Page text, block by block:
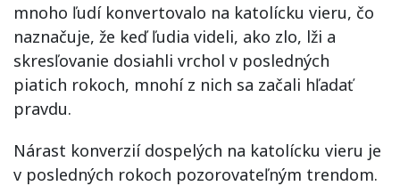
mnoho ľudí konvertovalo na katolícku vieru, čo
naznačuje, že keď ľudia videli, ako zlo, lži a
skresľovanie dosiahli vrchol v posledných
piatich rokoch, mnohí z nich sa začali hľadať
pravdu.
Nárast konverzií dospelých na katolícku vieru je
v posledných rokoch pozorovateľným trendom.